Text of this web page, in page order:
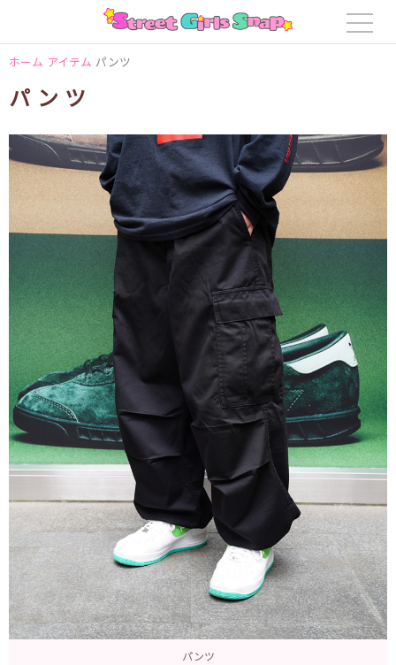
ホーム アイテム パンツ
パンツ
パンツ